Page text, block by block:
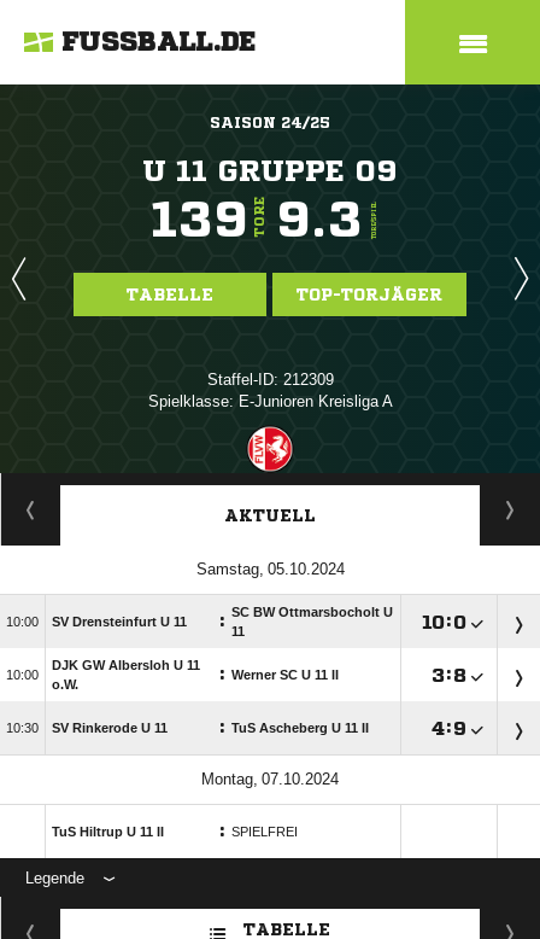
FUSSBALL.DE
SAISON 24/25
U 11 GRUPPE 09
139 TORE 9.3 TORE/SPIEL
TABELLE TOP-TORJÄGER
Staffel-ID: 212309
Spielklasse: E-Junioren Kreisliga A
ANZEIGE
AKTUELL
 
 SV Drensteinfurt U 11 : SC BW Ottmarsbocholt U
11
:

DJK GW Albersloh U 11
o.W.
: Werner SC U 11 II :
 SV Rinkerode U 11 : TuS Ascheberg U 11 II :
 
TuS Hiltrup U 11 II : SPIELFREI
Legende
ANZEIGE
TABELLE